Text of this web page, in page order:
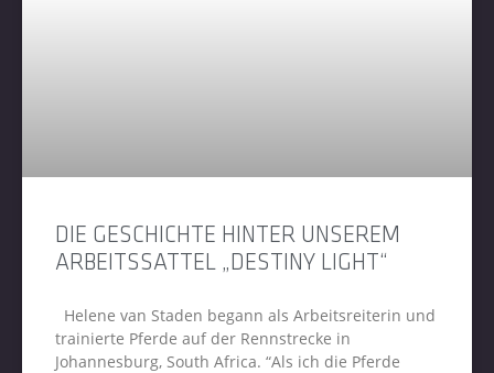
DIE GESCHICHTE HINTER UNSEREM
ARBEITSSATTEL „DESTINY LIGHT“
Helene van Staden begann als Arbeitsreiterin und
trainierte Pferde auf der Rennstrecke in
Johannesburg, South Africa. “Als ich die Pferde